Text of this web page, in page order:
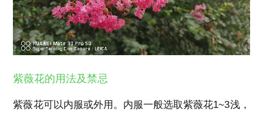
紫薇花的用法及禁忌
紫薇花可以内服或外用。内服一般选取紫薇花1~3浅，